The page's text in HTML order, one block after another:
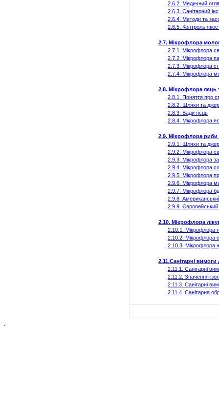
2.6.2. Медичний
2.6.3. Санітарний
2.6.4. Методи та
2.6.5. Контроль
2.7. Мікрофлора
2.7.1. Мікрофлора
2.7.2. Мікрофлора
2.7.3. Мікрофлора
2.7.4. Мікрофлора
2.8. Мікрофлора яєць
2.8.1. Поняття про
2.8.2. Шляхи та
2.8.3. Вади яєць
2.8.4. Мікрофлора
2.9. Мікрофлора риби
2.9.1. Шляхи та
2.9.2. Мікрофлора
2.9.3. Мікрофлора
2.9.4. Мікрофлора
2.9.5. Мікрофлора
2.9.6. Мікрофлора
2.9.7. Мікрофлора
2.9.8.
2.9.9. Європейський
2.10. Мікрофлора
2.10.1. Мікрофлора
2.10.2. Мікрофлора
2.10.3. Мікрофлора
2.11.Санітарні
2.11.1. Санітарні
2.11.2. Значення
2.11.3. Санітарні
2.11.4. Санітарна